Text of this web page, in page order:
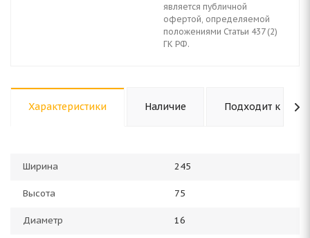
является публичной
офертой, определяемой
положениями Статьи 437 (2)
ГК РФ.
Характеристики Наличие Подходит к авто
Ширина 245
Высота 75
Диаметр 16